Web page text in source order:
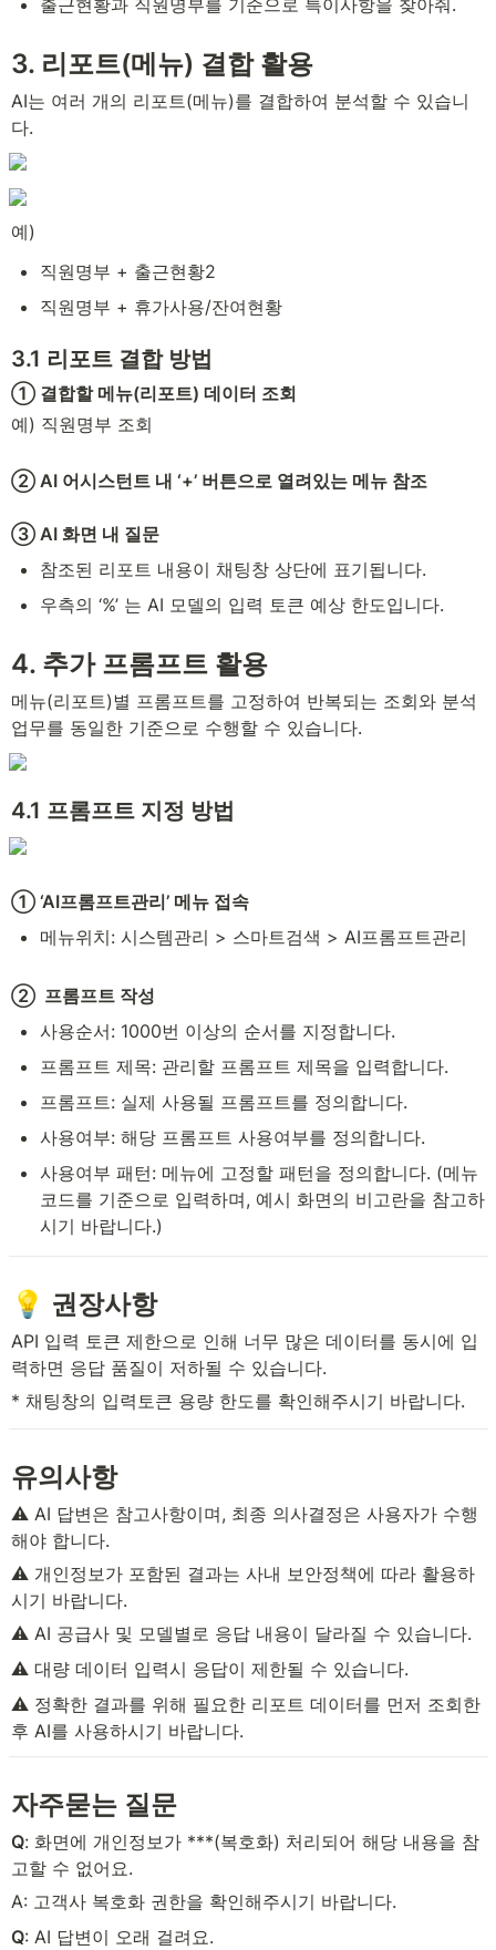
출근현황과 직원명부를 기준으로 특이사항을 찾아줘.
3. 리포트(메뉴) 결합 활용
AI는 여러 개의 리포트(메뉴)를 결합하여 분석할 수 있습니
다.
예)
직원명부 + 출근현황2
직원명부 + 휴가사용/잔여현황
3.1 리포트 결합 방법
① 결합할 메뉴(리포트) 데이터 조회
예) 직원명부 조회
② AI 어시스턴트 내 ‘+’ 버튼으로 열려있는 메뉴 참조
③ AI 화면 내 질문
참조된 리포트 내용이 채팅창 상단에 표기됩니다.
우측의 ‘%’ 는 AI 모델의 입력 토큰 예상 한도입니다.
4. 추가 프롬프트 활용
메뉴(리포트)별 프롬프트를 고정하여 반복되는 조회와 분석
업무를 동일한 기준으로 수행할 수 있습니다.
4.1 프롬프트 지정 방법
① ‘AI프롬프트관리’ 메뉴 접속
메뉴위치: 시스템관리 > 스마트검색 > AI프롬프트관리
②  프롬프트 작성
사용순서: 1000번 이상의 순서를 지정합니다.
프롬프트 제목: 관리할 프롬프트 제목을 입력합니다.
프롬프트: 실제 사용될 프롬프트를 정의합니다.
사용여부: 해당 프롬프트 사용여부를 정의합니다.
사용여부 패턴: 메뉴에 고정할 패턴을 정의합니다. (메뉴
코드를 기준으로 입력하며, 예시 화면의 비고란을 참고하
시기 바랍니다.)
💡 권장사항
API 입력 토큰 제한으로 인해 너무 많은 데이터를 동시에 입
력하면 응답 품질이 저하될 수 있습니다.
* 채팅창의 입력토큰 용량 한도를 확인해주시기 바랍니다.
유의사항
⚠️ AI 답변은 참고사항이며, 최종 의사결정은 사용자가 수행
해야 합니다.
⚠️ 개인정보가 포함된 결과는 사내 보안정책에 따라 활용하
시기 바랍니다.
⚠️ AI 공급사 및 모델별로 응답 내용이 달라질 수 있습니다.
⚠️ 대량 데이터 입력시 응답이 제한될 수 있습니다.
⚠️ 정확한 결과를 위해 필요한 리포트 데이터를 먼저 조회한
후 AI를 사용하시기 바랍니다.
자주묻는 질문
Q: 화면에 개인정보가 ***(복호화) 처리되어 해당 내용을 참
고할 수 없어요.
A: 고객사 복호화 권한을 확인해주시기 바랍니다.
Q: AI 답변이 오래 걸려요.